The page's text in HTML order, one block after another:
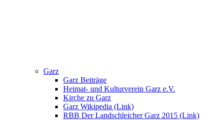
Garz
Garz Beiträge
Heimat- und Kulturverein Garz e.V.
Kirche zu Garz
Garz Wikipedia (Link)
RBB Der Landschleicher Garz 2015 (Link)